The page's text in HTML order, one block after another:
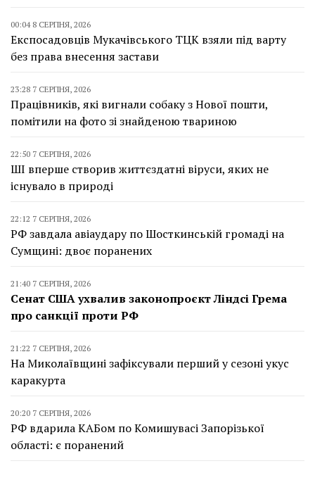
00:04 8 СЕРПНЯ, 2026
Експосадовців Мукачівського ТЦК взяли під варту
без права внесення застави
23:28 7 СЕРПНЯ, 2026
Працівників, які вигнали собаку з Нової пошти,
помітили на фото зі знайденою твариною
22:50 7 СЕРПНЯ, 2026
ШІ вперше створив життєздатні віруси, яких не
існувало в природі
22:12 7 СЕРПНЯ, 2026
РФ завдала авіаудару по Шосткинській громаді на
Сумщині: двоє поранених
21:40 7 СЕРПНЯ, 2026
Сенат США ухвалив законопроєкт Ліндсі Грема
про санкції проти РФ
21:22 7 СЕРПНЯ, 2026
На Миколаївщині зафіксували перший у сезоні укус
каракурта
20:20 7 СЕРПНЯ, 2026
РФ вдарила КАБом по Комишувасі Запорізької
області: є поранений